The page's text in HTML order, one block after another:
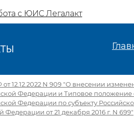
с ЮИС Легалакт
12.12.2022 N 909 "О внесении
Федерации и Типовое
Федерации по субъекту
Федерации от 21 декабря 2016 г. N 699"